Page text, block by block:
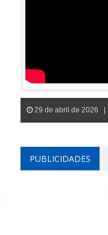
29 de abril de 2026 |
PUBLICIDADES